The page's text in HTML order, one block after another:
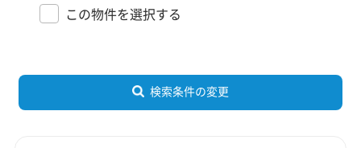
この物件を選択する
検索条件の変更